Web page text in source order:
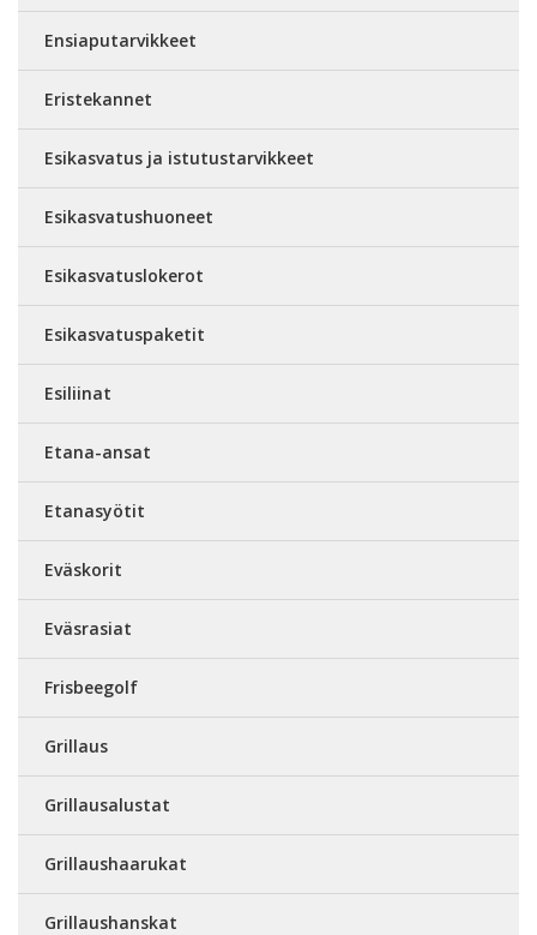
Ensiaputarvikkeet
Eristekannet
Esikasvatus ja istutustarvikkeet
Esikasvatushuoneet
Esikasvatuslokerot
Esikasvatuspaketit
Esiliinat
Etana-ansat
Etanasyötit
Eväskorit
Eväsrasiat
Frisbeegolf
Grillaus
Grillausalustat
Grillaushaarukat
Grillaushanskat